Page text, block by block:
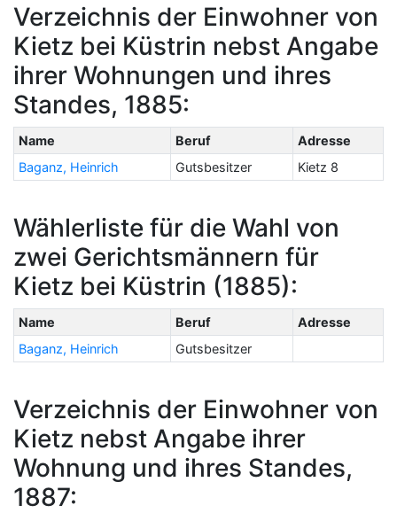
Verzeichnis der Einwohner von
Kietz bei Küstrin nebst Angabe
ihrer Wohnungen und ihres
Standes, 1885:
Name Beruf
Adresse
Baganz, Heinrich
Gutsbesitzer Kietz 8
Wählerliste für die Wahl von
zwei Gerichtsmännern für
Kietz bei Küstrin (1885):
Name Beruf
Adresse
Baganz, Heinrich
Gutsbesitzer
Verzeichnis der Einwohner von
Kietz nebst Angabe ihrer
Wohnung und ihres Standes,
1887: